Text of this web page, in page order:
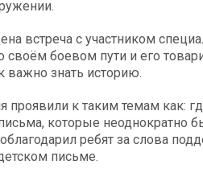
встреча с участником
своём боевом пути и его
важно знать историю.
проявили к таким темам как:
которые неоднократно
ребят за слова
письме.